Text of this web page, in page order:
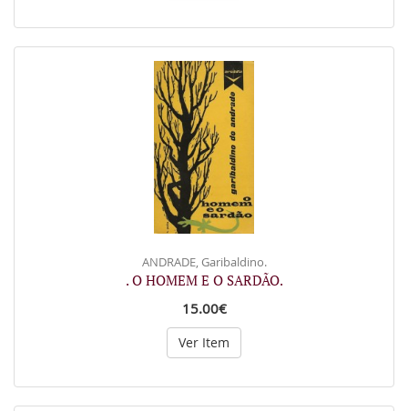
ANDRADE, Garibaldino.
. O HOMEM E O SARDÃO.
15.00€
Ver Item